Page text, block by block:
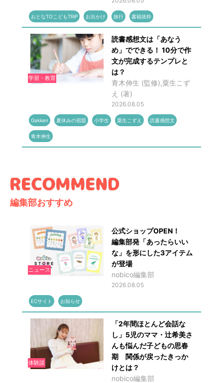
おとなTOこどもTRiP お出かけ 旅行 書籍抜粋
学習・教育
読書感想文は「あなう
め」でできる！ 10分で作
文が完成するテンプレと
は？
青木伸生 (監修),粟生こず
え (著)
2026.08.05
Gakken 夏休みの宿題 小学生 粟生こずえ 読書感想文
青木伸生
編集部おすすめ
ニュース
公式ショップOPEN！
編集部発「あったらいい
な」を形にした3アイテム
が登場
nobico編集部
2026.08.05
ECサイト お知らせ
体験談
「2年間ほとんど会話な
し」5児のママ・辻希美さ
んも悩んだ子どもの思春
期 関係が戻ったきっか
けとは？
nobico編集部